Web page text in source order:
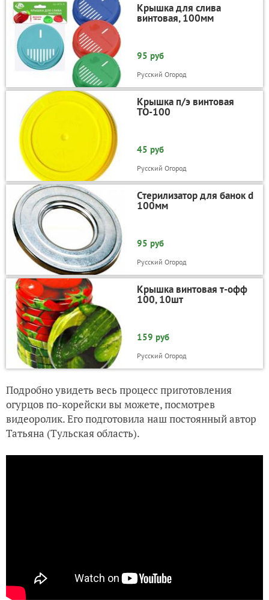
Крышка для слива
винтовая, 100мм
95 руб
Русский Огород
Крышка п/э винтовая
ТО-100
45 руб
Русский Огород
Стерилизатор для банок d
100мм
95 руб
Русский Огород
Крышка винтовая т-офф
100, 10шт
159 руб
Русский Огород
Подробно увидеть весь процесс приготовления
огурцов по-корейски вы можете, посмотрев
видеоролик. Его подготовила наш постоянный автор
Татьяна (Тульская область).